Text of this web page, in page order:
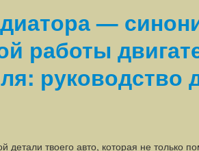
—
работы
руководство
детали твоего авто, которая не только